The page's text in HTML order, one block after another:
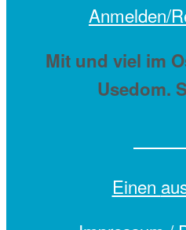
Anmelden/
Mit und viel im
Usedom.
Einen